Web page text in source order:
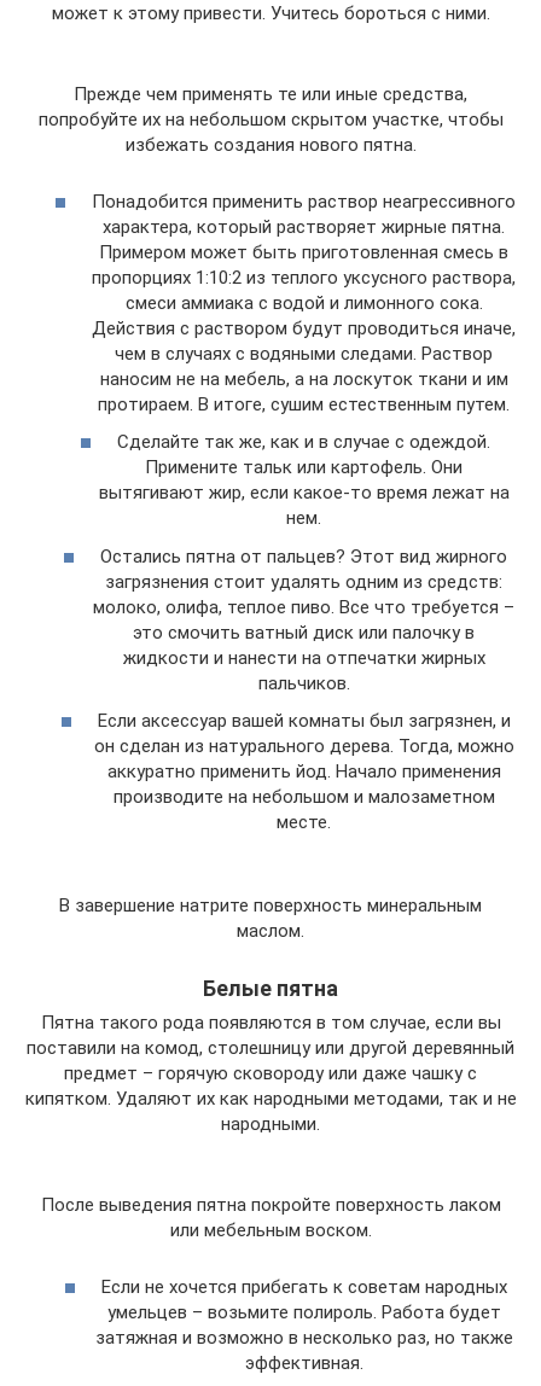
может к этому привести. Учитесь бороться с ними.
Прежде чем применять те или иные средства,
попробуйте их на небольшом скрытом участке, чтобы
избежать создания нового пятна.
Понадобится применить раствор неагрессивного
характера, который растворяет жирные пятна.
Примером может быть приготовленная смесь в
пропорциях 1:10:2 из теплого уксусного раствора,
смеси аммиака с водой и лимонного сока.
Действия с раствором будут проводиться иначе,
чем в случаях с водяными следами. Раствор
наносим не на мебель, а на лоскуток ткани и им
протираем. В итоге, сушим естественным путем.
Сделайте так же, как и в случае с одеждой.
Примените тальк или картофель. Они
вытягивают жир, если какое-то время лежат на
нем.
Остались пятна от пальцев? Этот вид жирного
загрязнения стоит удалять одним из средств:
молоко, олифа, теплое пиво. Все что требуется –
это смочить ватный диск или палочку в
жидкости и нанести на отпечатки жирных
пальчиков.
Если аксессуар вашей комнаты был загрязнен, и
он сделан из натурального дерева. Тогда, можно
аккуратно применить йод. Начало применения
производите на небольшом и малозаметном
месте.
В завершение натрите поверхность минеральным
маслом.
Белые пятна
Пятна такого рода появляются в том случае, если вы
поставили на комод, столешницу или другой деревянный
предмет – горячую сковороду или даже чашку с
кипятком. Удаляют их как народными методами, так и не
народными.
После выведения пятна покройте поверхность лаком
или мебельным воском.
Если не хочется прибегать к советам народных
умельцев – возьмите полироль. Работа будет
затяжная и возможно в несколько раз, но также
эффективная.